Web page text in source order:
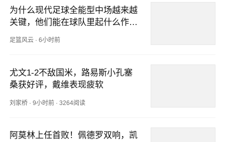
为什么现代足球全能型中场越来越
关键，他们能在球队里起什么作
足篮风云 ·6小时前
尤文1-2不敌国米，路易斯小孔塞
桑获好评，戴维表现疲软
刘家桥 ·9小时前 ·3264阅读
阿莫林上任首败！佩德罗双响，凯